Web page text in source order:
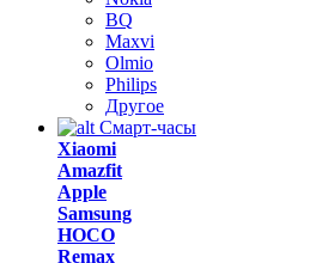
BQ
Maxvi
Olmio
Philips
Другое
Смарт-часы
Xiaomi
Amazfit
Apple
Samsung
HOCO
Remax